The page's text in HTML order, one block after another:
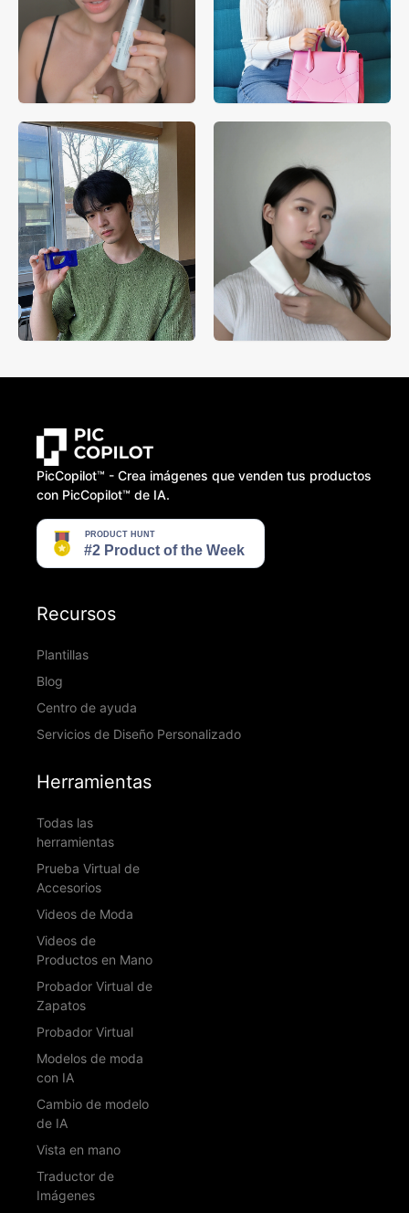
PicCopilot™️ - Crea imágenes que venden tus productos
con PicCopilot™️ de IA.
Recursos
Plantillas
Blog
Centro de ayuda
Servicios de Diseño Personalizado
Herramientas
Todas las
herramientas
Prueba Virtual de
Accesorios
Videos de Moda
Videos de
Productos en Mano
Probador Virtual de
Zapatos
Probador Virtual
Modelos de moda
con IA
Cambio de modelo
de IA
Vista en mano
Traductor de
Imágenes